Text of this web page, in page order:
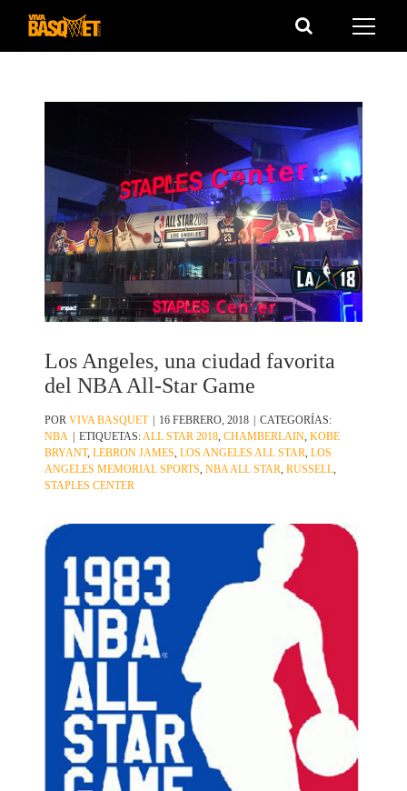
Saltar
Los Angeles, una ciudad favorita
del NBA All-Star Game
PORVIVA BASQUET 16 FEBRERO, 2018
CATEGORÍAS:
NBA
ETIQUETAS:ALL STAR 2018,CHAMBERLAIN,KOBE
BRYANT,LEBRON JAMES,LOS ANGELES ALL STAR,LOS
ANGELES MEMORIAL SPORTS,NBA ALL STAR,RUSSELL,
STAPLES CENTER